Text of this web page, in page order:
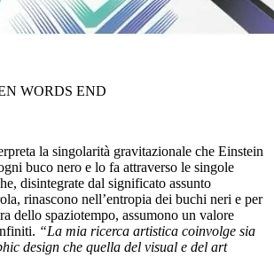
WORDS END
la singolarità gravitazionale che Einstein
buco nero e lo fa attraverso le singole
disintegrate dal significato assunto
rinascono nell’entropia dei buchi neri e per
dello spaziotempo, assumono un valore
“La mia ricerca artistica coinvolge sia
design che quella del visual e del art